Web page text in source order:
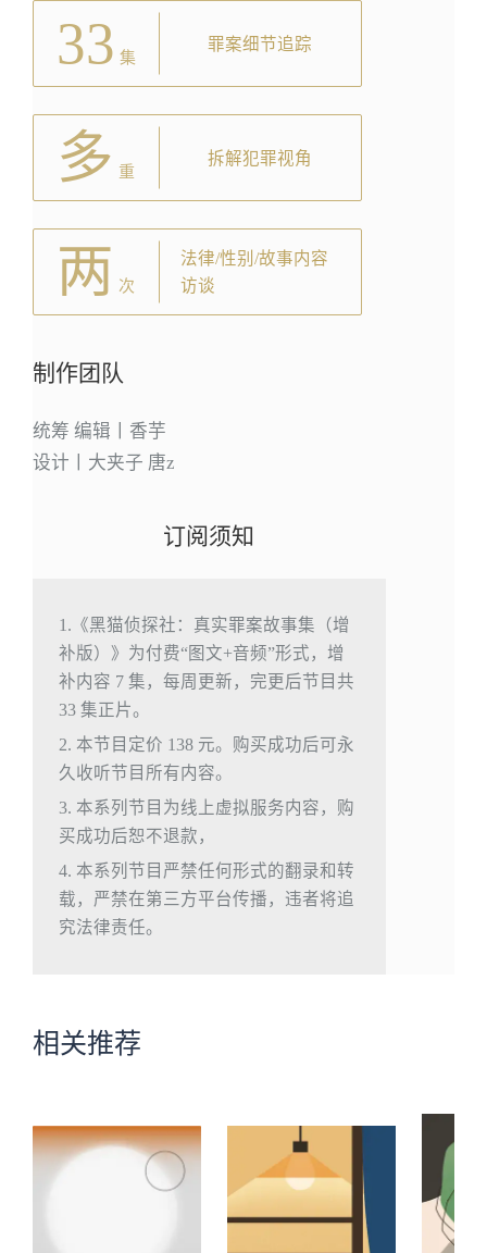
33 集
罪案细节追踪
多 重
拆解犯罪视角
两 次
法律/性别/故事内容
访谈
制作团队
统筹 编辑丨香芋
设计丨大夹子 唐z
订阅须知
1.《黑猫侦探社：真实罪案故事集（增
补版）》为付费“图文+音频”形式，增
补内容 7 集，每周更新，完更后节目共
33 集正片。
2. 本节目定价 138 元。购买成功后可永
久收听节目所有内容。
3. 本系列节目为线上虚拟服务内容，购
买成功后恕不退款，
4. 本系列节目严禁任何形式的翻录和转
载，严禁在第三方平台传播，违者将追
究法律责任。
相关推荐